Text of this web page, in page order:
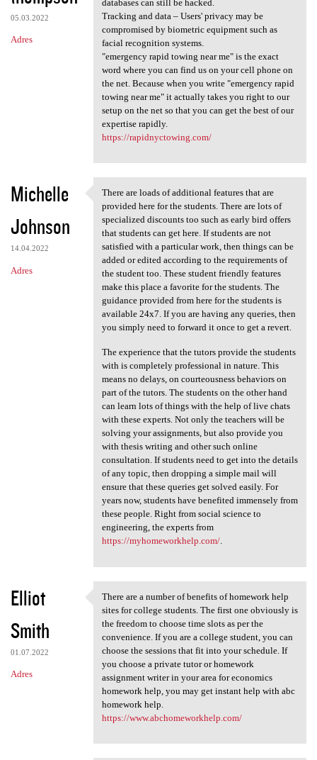
05.03.2022
Adres
databases can still be hacked.
Tracking and data – Users' privacy may be
compromised by biometric equipment such as
facial recognition systems.
"emergency rapid towing near me" is the exact
word where you can find us on your cell phone on
the net. Because when you write "emergency rapid
towing near me" it actually takes you right to our
setup on the net so that you can get the best of our
expertise rapidly.
https://rapidnyctowing.com/
Michelle
Johnson
14.04.2022
Adres
There are loads of additional
There are loads of additional features that are
provided here for the students. There are lots of
specialized discounts too such as early bird offers
that students can get here. If students are not
satisfied with a particular work, then things can be
added or edited according to the requirements of
the student too. These student friendly features
make this place a favorite for the students. The
guidance provided from here for the students is
available 24x7. If you are having any queries, then
you simply need to forward it once to get a revert.
The experience that the tutors provide the students
with is completely professional in nature. This
means no delays, on courteousness behaviors on
part of the tutors. The students on the other hand
can learn lots of things with the help of live chats
with these experts. Not only the teachers will be
solving your assignments, but also provide you
with thesis writing and other such online
consultation. If students need to get into the details
of any topic, then dropping a simple mail will
ensure that these queries get solved easily. For
years now, students have benefited immensely from
these people. Right from social science to
engineering, the experts from
https://myhomeworkhelp.com/.
Elliot
Smith
01.07.2022
Adres
There are a number of
There are a number of benefits of homework help
sites for college students. The first one obviously is
the freedom to choose time slots as per the
convenience. If you are a college student, you can
choose the sessions that fit into your schedule. If
you choose a private tutor or homework
assignment writer in your area for economics
homework help, you may get instant help with abc
homework help.
https://www.abchomeworkhelp.com/